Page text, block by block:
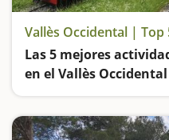
Vallès Occidental | Top
Las 5 mejores
en el Vallès Occidental